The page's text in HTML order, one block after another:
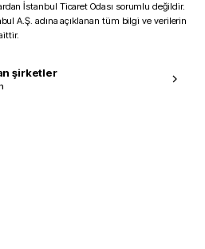
İstanbul Ticaret Odası sorumlu değildir.
A.Ş. adına açıklanan tüm bilgi ve verilerin
şirketler